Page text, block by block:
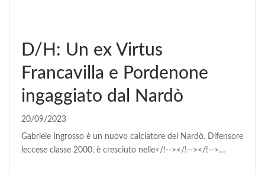
D/H: Un ex Virtus
Francavilla e Pordenone
ingaggiato dal Nardò
20/09/2023
Gabriele Ingrosso è un nuovo calciatore del Nardò. Difensore
leccese classe 2000, è cresciuto nelle</!--></!--></!-->…